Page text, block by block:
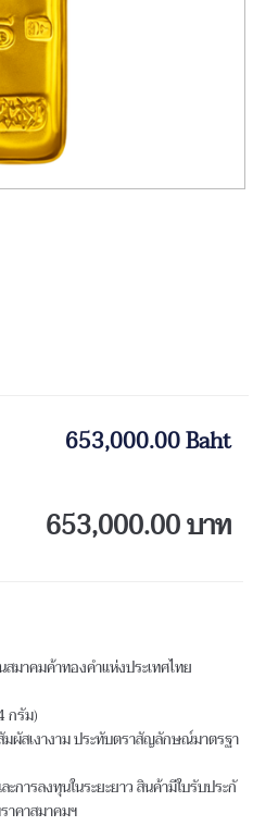
653,000.00 Baht
653,000.00 บาท
มาคมค้าทองคำแห่งประเทศไทย
กรัม)
ผัสเงางาม ประทับตราสัญลักษณ์มาตรฐา
การลงทุนในระยะยาว สินค้ามีใบรับประกั
าคาสมาคมฯ